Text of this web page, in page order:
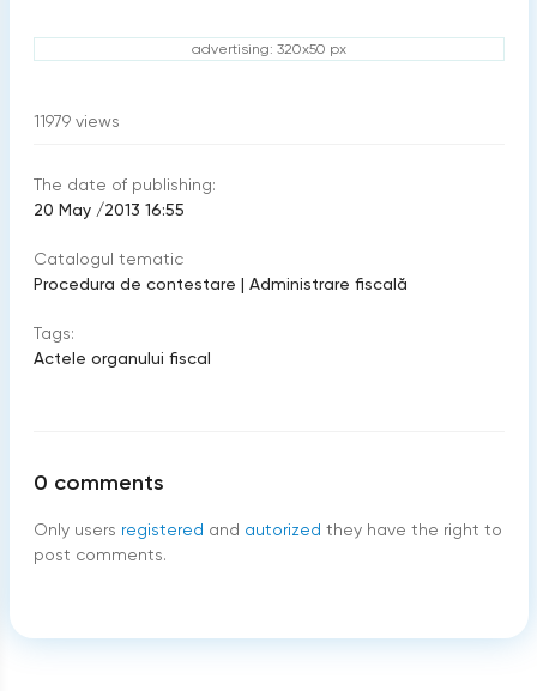
advertising: 320x50 px
11979 views
The date of publishing:
20 May /2013 16:55
Catalogul tematic
Procedura de contestare | Administrare fiscală
Tags:
Actele organului fiscal
0 comments
Only users registered and autorized they have the right to
post comments.